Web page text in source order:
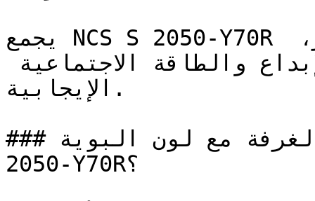
يجمع NCS S 2050-Y70R بين دفء الأحمر وتفاؤل الأصفر،
الإيجابية.
### كيف أنسق ديكور الغرفة مع لون البوية NCS S
2050-Y70R؟